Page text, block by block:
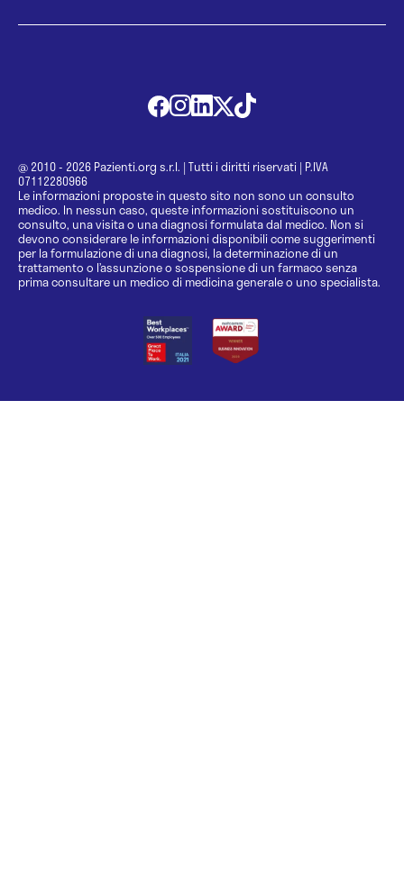
@ 2010 - 2026 Pazienti.org s.r.l. | Tutti i diritti riservati | P.IVA
07112280966
Le informazioni proposte in questo sito non sono un consulto
medico. In nessun caso, queste informazioni sostituiscono un
consulto, una visita o una diagnosi formulata dal medico. Non si
devono considerare le informazioni disponibili come suggerimenti
per la formulazione di una diagnosi, la determinazione di un
trattamento o l’assunzione o sospensione di un farmaco senza
prima consultare un medico di medicina generale o uno specialista.